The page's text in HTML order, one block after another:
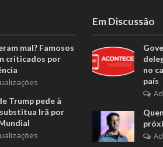
mal? Famosos
criticados por
Trump pede à
substitua Irã por
Em Discussão
no
país